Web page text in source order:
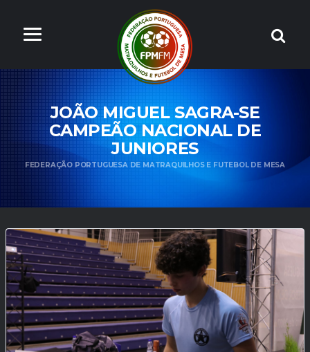
JOÃO MIGUEL SAGRA-SE
CAMPEÃO NACIONAL DE
JUNIORES
FEDERAÇÃO PORTUGUESA DE MATRAQUILHOS E FUTEBOL DE MESA